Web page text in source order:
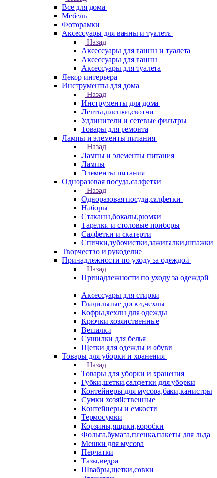
Все для дома
Мебель
Фоторамки
Аксессуары для ванны и туалета
Назад
Аксессуары для ванны и туалета
Аксессуары для ванны
Аксессуары для туалета
Декор интерьера
Инструменты для дома
Назад
Инструменты для дома
Ленты,пленки,скотчи
Удлинители и сетевые фильтры
Товары для ремонта
Лампы и элементы питания
Назад
Лампы и элементы питания
Лампы
Элементы питания
Одноразовая посуда,салфетки
Назад
Одноразовая посуда,салфетки
Наборы
Стаканы,бокалы,рюмки
Тарелки и столовые приборы
Салфетки и скатерти
Спички,зубочистки,зажигалки,шпажки
Творчество и рукоделие
Принадлежности по уходу за одеждой
Назад
Принадлежности по уходу за одеждой
Аксессуары для стирки
Гладильные доски,чехлы
Кофры,чехлы для одежды
Крючки хозяйственные
Вешалки
Сушилки для белья
Щетки для одежды и обуви
Товары для уборки и хранения
Назад
Товары для уборки и хранения
Губки,щетки,салфетки для уборки
Контейнеры для мусора,баки,канистры
Сумки хозяйственные
Контейнеры и емкости
Термосумки
Корзины,ящики,коробки
Фольга,бумага,пленка,пакеты для льда
Мешки для мусора
Перчатки
Тазы,ведра
Швабры,щетки,совки